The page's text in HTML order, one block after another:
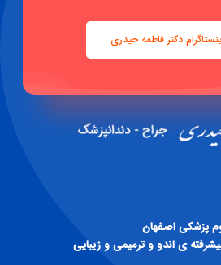
دکتر فاطمه حیدری
پزشكی اصفهان
ی اندو و ترميمی و زيبايی